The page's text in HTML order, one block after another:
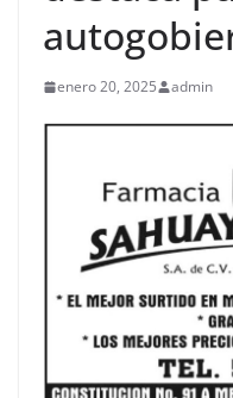
enero 20, 2025 admin